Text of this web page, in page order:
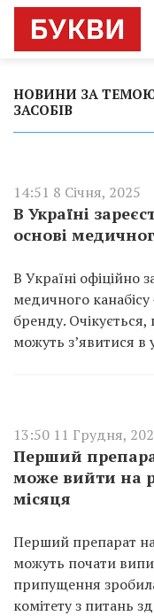
НОВИНИ ЗА
ЗАСОБІВ
14:51 8 Січня, 2025
В Україні
основі
В Україні офіційно
медичного канабісу
бренду.
можуть зʼявитися в
13:50 11 Грудня,
Перший
може вийти на
місяця
Перший препарат
можуть почати
припущення
комітету з питань